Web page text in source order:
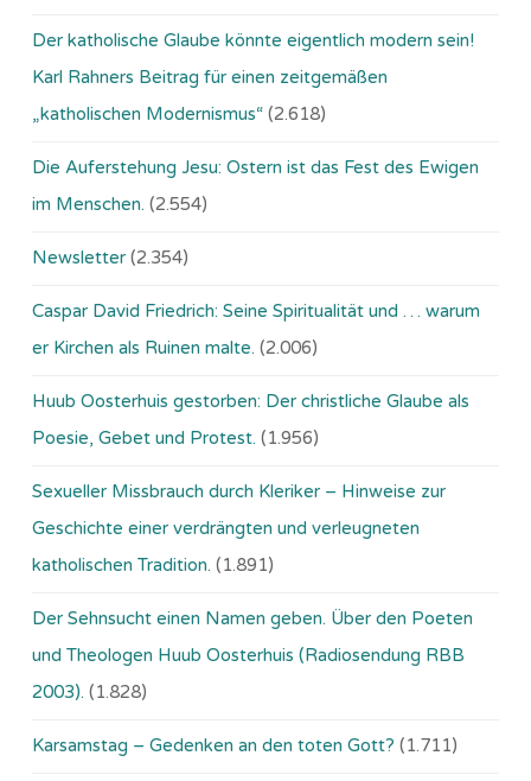
Der katholische Glaube könnte eigentlich modern sein!
Karl Rahners Beitrag für einen zeitgemäßen
„katholischen Modernismus“ (2.618)
Die Auferstehung Jesu: Ostern ist das Fest des Ewigen
im Menschen. (2.554)
Newsletter (2.354)
Caspar David Friedrich: Seine Spiritualität und … warum
er Kirchen als Ruinen malte. (2.006)
Huub Oosterhuis gestorben: Der christliche Glaube als
Poesie, Gebet und Protest. (1.956)
Sexueller Missbrauch durch Kleriker – Hinweise zur
Geschichte einer verdrängten und verleugneten
katholischen Tradition. (1.891)
Der Sehnsucht einen Namen geben. Über den Poeten
und Theologen Huub Oosterhuis (Ra­dio­sen­dung RBB
2003). (1.828)
Karsamstag – Gedenken an den toten Gott? (1.711)